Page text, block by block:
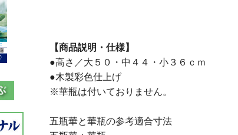
【商品説明・仕様】
●高さ／大５０・中４４・小３６ｃｍ
●木製彩色仕上げ
※華瓶は付いておりません。
五瓶華と華瓶の参考適合寸法